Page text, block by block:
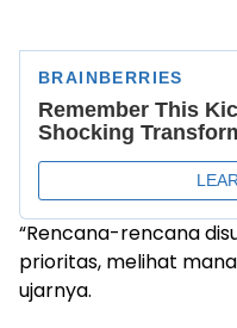
“Rencana-rencana
prioritas, melihat
ujarnya.